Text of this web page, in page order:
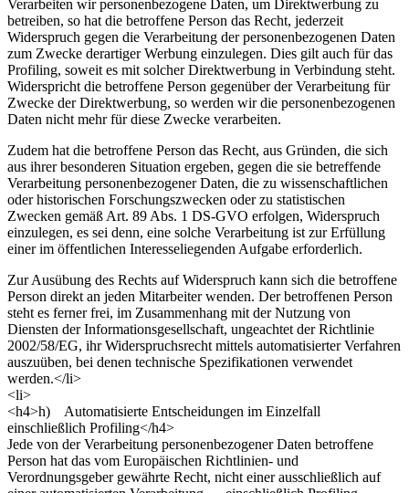
Verarbeiten wir personenbezogene Daten, um Direktwerbung zu
betreiben, so hat die betroffene Person das Recht, jederzeit
Widerspruch gegen die Verarbeitung der personenbezogenen Daten
zum Zwecke derartiger Werbung einzulegen. Dies gilt auch für das
Profiling, soweit es mit solcher Direktwerbung in Verbindung steht.
Widerspricht die betroffene Person gegenüber der Verarbeitung für
Zwecke der Direktwerbung, so werden wir die personenbezogenen
Daten nicht mehr für diese Zwecke verarbeiten.
Zudem hat die betroffene Person das Recht, aus Gründen, die sich
aus ihrer besonderen Situation ergeben, gegen die sie betreffende
Verarbeitung personenbezogener Daten, die zu wissenschaftlichen
oder historischen Forschungszwecken oder zu statistischen
Zwecken gemäß Art. 89 Abs. 1 DS-GVO erfolgen, Widerspruch
einzulegen, es sei denn, eine solche Verarbeitung ist zur Erfüllung
einer im öffentlichen Interesseliegenden Aufgabe erforderlich.
Zur Ausübung des Rechts auf Widerspruch kann sich die betroffene
Person direkt an jeden Mitarbeiter wenden. Der betroffenen Person
steht es ferner frei, im Zusammenhang mit der Nutzung von
Diensten der Informationsgesellschaft, ungeachtet der Richtlinie
2002/58/EG, ihr Widerspruchsrecht mittels automatisierter Verfahren
auszuüben, bei denen technische Spezifikationen verwendet
werden.</li>
<li>
<h4>h) Automatisierte Entscheidungen im Einzelfall
einschließlich Profiling</h4>
Jede von der Verarbeitung personenbezogener Daten betroffene
Person hat das vom Europäischen Richtlinien- und
Verordnungsgeber gewährte Recht, nicht einer ausschließlich auf